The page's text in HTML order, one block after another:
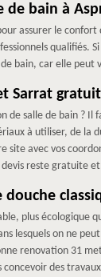
de bain à
assurer le
bain, car elle
Sarrat gratuit
salle de bain ? Il
à utiliser, de la
avec vos
reste gratuite
plus écologique
lesquels on ne
renovation 31
des